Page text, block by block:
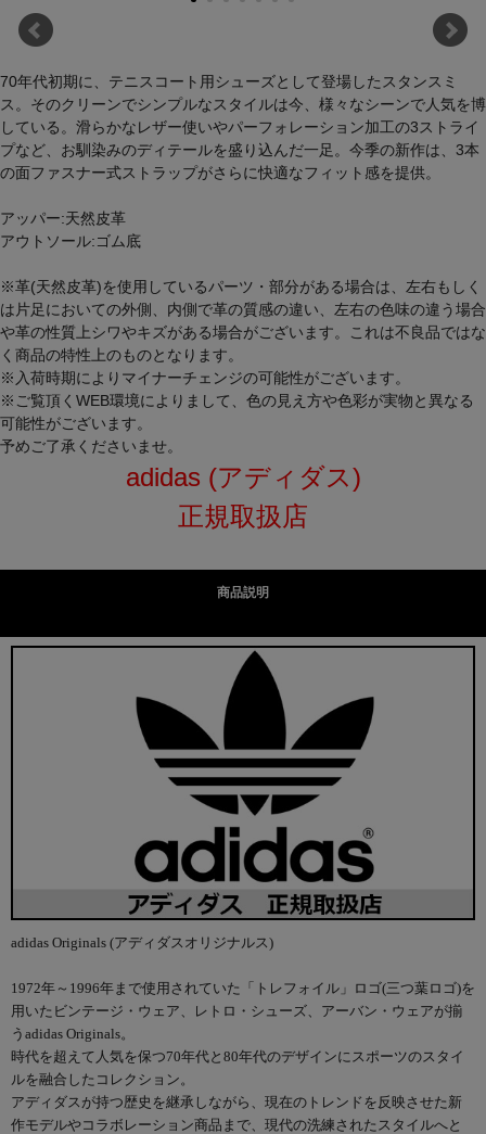
70年代初期に、テニスコート用シューズとして登場したスタンスミ
ス。そのクリーンでシンプルなスタイルは今、様々なシーンで人気を博
している。滑らかなレザー使いやパーフォレーション加工の3ストライ
プなど、お馴染みのディテールを盛り込んだ一足。今季の新作は、3本
の面ファスナー式ストラップがさらに快適なフィット感を提供。
アッパー:天然皮革
アウトソール:ゴム底
※革(天然皮革)を使用しているパーツ・部分がある場合は、左右もしく
は片足においての外側、内側で革の質感の違い、左右の色味の違う場合
や革の性質上シワやキズがある場合がございます。これは不良品ではな
く商品の特性上のものとなります。
※入荷時期によりマイナーチェンジの可能性がございます。
※ご覧頂くWEB環境によりまして、色の見え方や色彩が実物と異なる
可能性がございます。
予めご了承くださいませ。
adidas (アディダス)
正規取扱店
商品説明
adidas Originals (アディダスオリジナルス)
1972年～1996年まで使用されていた「トレフォイル」ロゴ(三つ葉ロゴ)を
用いたビンテージ・ウェア、レトロ・シューズ、アーバン・ウェアが揃
うadidas Originals。
時代を超えて人気を保つ70年代と80年代のデザインにスポーツのスタイ
ルを融合したコレクション。
アディダスが持つ歴史を継承しながら、現在のトレンドを反映させた新
作モデルやコラボレーション商品まで、現代の洗練されたスタイルへと